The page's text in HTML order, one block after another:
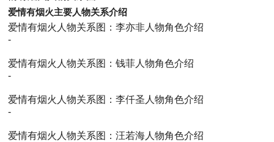
爱情有烟火主要人物关系介绍
爱情有烟火人物关系图：李亦非人物角色介绍
-
爱情有烟火人物关系图：钱菲人物角色介绍
-
爱情有烟火人物关系图：李仟圣人物角色介绍
-
爱情有烟火人物关系图：汪若海人物角色介绍